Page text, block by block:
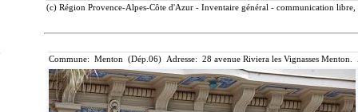
(c) Région Provence-Alpes-Côte d'Azur - Inventaire général - communication
Commune: Menton (Dép.06) Adresse: 28 avenue Riviera les Vignasses